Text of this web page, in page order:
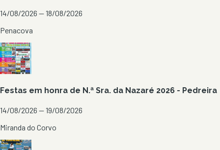
14/08/2026 — 18/08/2026
Penacova
Festas em honra de N.ª Sra. da Nazaré 2026 - Pedreira
14/08/2026 — 19/08/2026
Miranda do Corvo